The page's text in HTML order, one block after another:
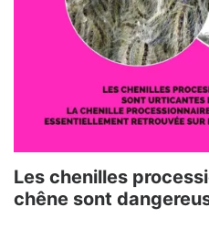
Les chenilles
chêne sont